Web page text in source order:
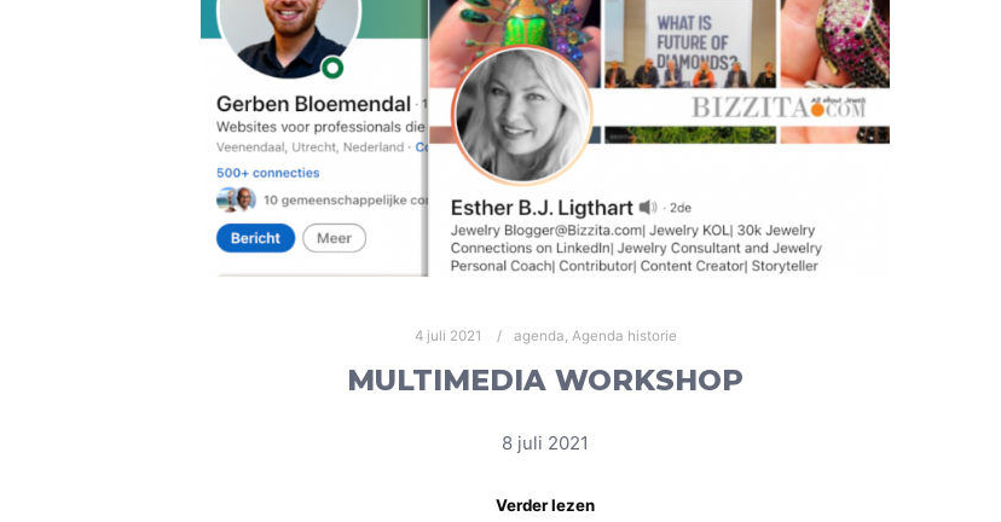
4 juli 2021 agenda, Agenda historie
MULTIMEDIA WORKSHOP
8 juli 2021
Verder lezen